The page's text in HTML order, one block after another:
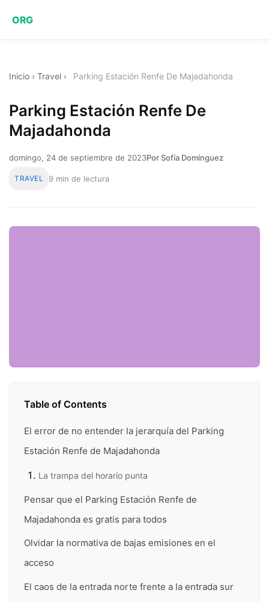
ORG
Inicio › Travel › Parking Estación Renfe De Majadahonda
Parking Estación Renfe De
Majadahonda
domingo, 24 de septiembre de 2023Por Sofía Domínguez
TRAVEL 9 min de lectura
Table of Contents
El error de no entender la jerarquía del Parking
Estación Renfe de Majadahonda
La trampa del horario punta
Pensar que el Parking Estación Renfe de
Majadahonda es gratis para todos
Olvidar la normativa de bajas emisiones en el
acceso
El caos de la entrada norte frente a la entrada sur